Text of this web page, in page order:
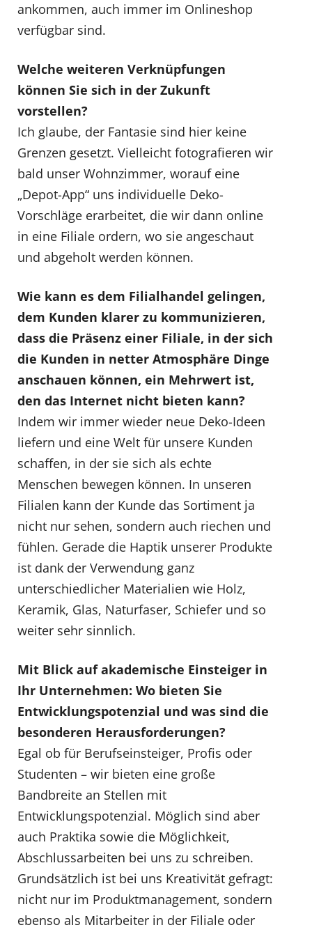
ankommen, auch immer im Onlineshop
verfügbar sind.
Welche weiteren Verknüpfungen
können Sie sich in der Zukunft
vorstellen?
Ich glaube, der Fantasie sind hier keine
Grenzen gesetzt. Vielleicht fotografieren wir
bald unser Wohnzimmer, worauf eine
„Depot-App“ uns individuelle Deko-
Vorschläge erarbeitet, die wir dann online
in eine Filiale ordern, wo sie angeschaut
und abgeholt werden können.
Wie kann es dem Filialhandel gelingen,
dem Kunden klarer zu kommunizieren,
dass die Präsenz einer Filiale, in der sich
die Kunden in netter Atmosphäre Dinge
anschauen können, ein Mehrwert ist,
den das Internet nicht bieten kann?
Indem wir immer wieder neue Deko-Ideen
liefern und eine Welt für unsere Kunden
schaffen, in der sie sich als echte
Menschen bewegen können. In unseren
Filialen kann der Kunde das Sortiment ja
nicht nur sehen, sondern auch riechen und
fühlen. Gerade die Haptik unserer Produkte
ist dank der Verwendung ganz
unterschiedlicher Materialien wie Holz,
Keramik, Glas, Naturfaser, Schiefer und so
weiter sehr sinnlich.
Mit Blick auf akademische Einsteiger in
Ihr Unternehmen: Wo bieten Sie
Entwicklungspotenzial und was sind die
besonderen Herausforderungen?
Egal ob für Berufseinsteiger, Profis oder
Studenten – wir bieten eine große
Bandbreite an Stellen mit
Entwicklungspotenzial. Möglich sind aber
auch Praktika sowie die Möglichkeit,
Abschlussarbeiten bei uns zu schreiben.
Grundsätzlich ist bei uns Kreativität gefragt:
nicht nur im Produktmanagement, sondern
ebenso als Mitarbeiter in der Filiale oder